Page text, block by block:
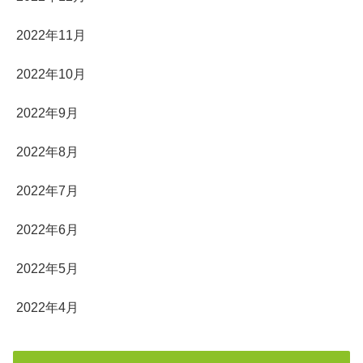
2022年11月
2022年10月
2022年9月
2022年8月
2022年7月
2022年6月
2022年5月
2022年4月